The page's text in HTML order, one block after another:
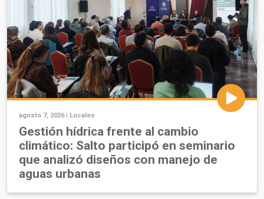
agosto 7, 2026 | Locales
Gestión hídrica frente al cambio
climático: Salto participó en seminario
que analizó diseños con manejo de
aguas urbanas